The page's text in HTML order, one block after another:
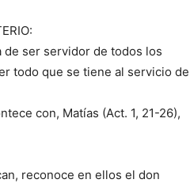
de ser servidor de todos los
todo que se tiene al servicio de
con, Matías (Act. 1, 21-26),
reconoce en ellos el don